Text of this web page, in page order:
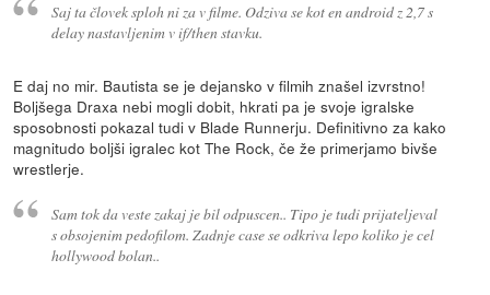
Saj ta človek sploh ni za v filme. Odziva se kot en android z 2,7 s
delay nastavljenim v if/then stavku.
E daj no mir. Bautista se je dejansko v filmih znašel izvrstno!
Boljšega Draxa nebi mogli dobit, hkrati pa je svoje igralske
sposobnosti pokazal tudi v Blade Runnerju. Definitivno za kako
magnitudo boljši igralec kot The Rock, če že primerjamo bivše
wrestlerje.
Sam tok da veste zakaj je bil odpuscen.. Tipo je tudi prijateljeval
s obsojenim pedofilom. Zadnje case se odkriva lepo koliko je cel
hollywood bolan..